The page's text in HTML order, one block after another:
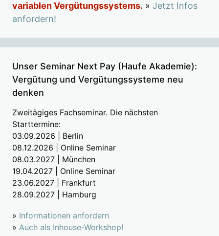
variablen Vergütungssystems. » Jetzt Infos
anfordern!
Unser Seminar Next Pay (Haufe Akademie):
Vergütung und Vergütungssysteme neu
denken
Zweitägiges Fachseminar. Die nächsten
Starttermine:
03.09.2026 | Berlin
08.12.2026 | Online Seminar
08.03.2027 | München
19.04.2027 | Online Seminar
23.06.2027 | Frankfurt
28.09.2027 | Hamburg
» Informationen anfordern
» Auch als Inhouse-Workshop!